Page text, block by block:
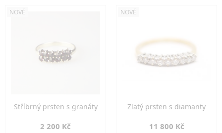
NOVÉ
Stříbrný prsten s granáty
2 200 Kč
NOVÉ
Zlatý prsten s diamanty
11 800 Kč